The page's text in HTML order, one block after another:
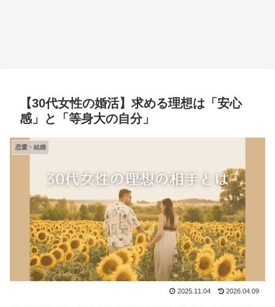
【30代女性の婚活】求める理想は「安心
感」と「等身大の自分」
恋愛・結婚
2025.11.04 2026.04.09